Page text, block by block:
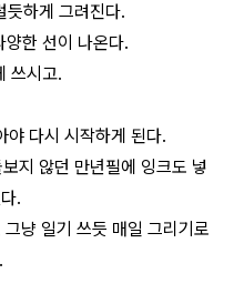
듯하게 그려진다.
한 선이 나온다.
쓰시고.
야 다시 시작하게 된다.
지 않던 만년필에 잉크도 넣
.
냥 일기 쓰듯 매일 그리기로